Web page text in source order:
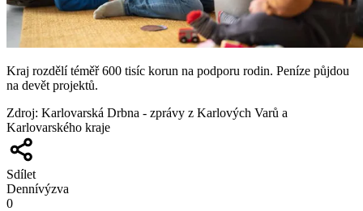
Kraj rozdělí téměř 600 tisíc korun na podporu rodin. Peníze půjdou
na devět projektů.
Zdroj: Karlovarská Drbna - zprávy z Karlových Varů a
Karlovarského kraje
Sdílet
Dennívýzva
0